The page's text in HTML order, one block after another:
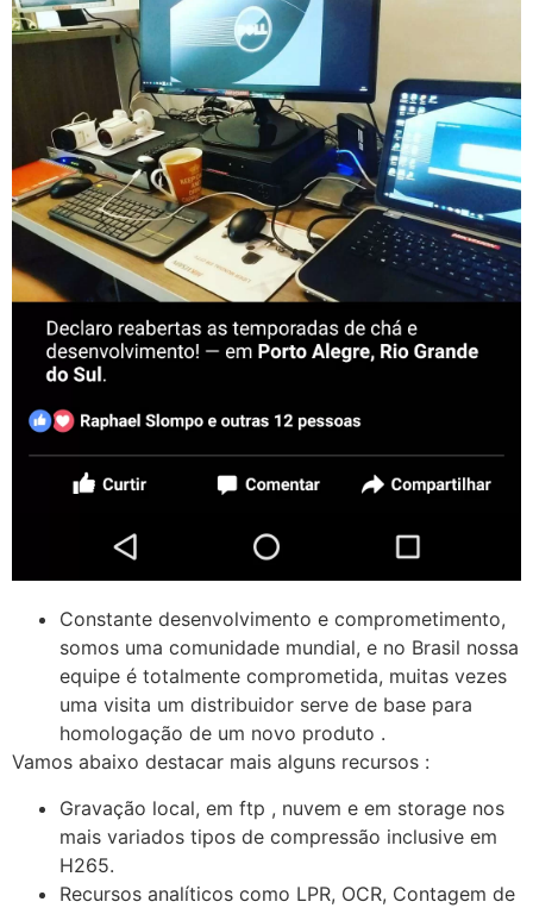
Constante desenvolvimento e comprometimento,
somos uma comunidade mundial, e no Brasil nossa
equipe é totalmente comprometida, muitas vezes
uma visita um distribuidor serve de base para
homologação de um novo produto .
Vamos abaixo destacar mais alguns recursos :
Gravação local, em ftp , nuvem e em storage nos
mais variados tipos de compressão inclusive em
H265.
Recursos analíticos como LPR, OCR, Contagem de